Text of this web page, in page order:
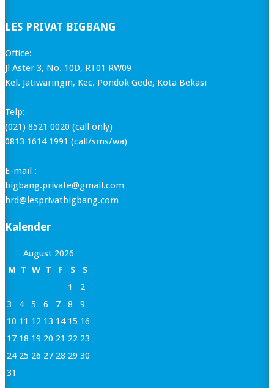
LES PRIVAT BIGBANG
Office:
Jl Aster 3, No. 10D, RT01 RW09
Kel. Jatiwaringin, Kec. Pondok Gede, Kota Bekasi
Telp:
(021) 8521 0020 (call only)
0813 1614 1991 (call/sms/wa)
E-mail :
bigbang.private@gmail.com
hrd@lesprivatbigbang.com
Kalender
August 2026
M T W T F S
S
1
2
3
4 5 6 7 8
9
10 11 12 13 14 15 16
17 18 19 20 21 22 23
24 25 26 27 28 29 30
31